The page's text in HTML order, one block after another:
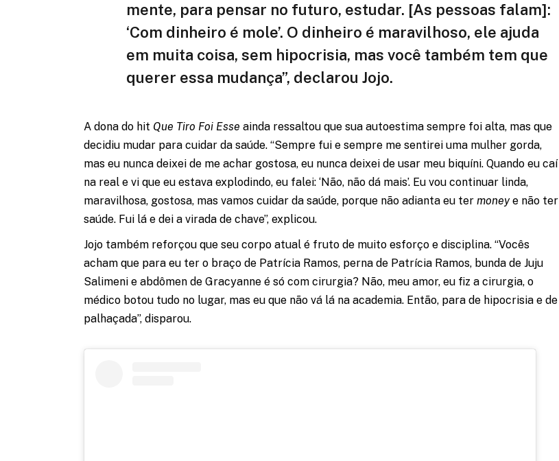
mente, para pensar no futuro, estudar. [As pessoas falam]:
‘Com dinheiro é mole’. O dinheiro é maravilhoso, ele ajuda
em muita coisa, sem hipocrisia, mas você também tem que
querer essa mudança”, declarou Jojo.
A dona do hit Que Tiro Foi Esse ainda ressaltou que sua autoestima sempre foi alta, mas que
decidiu mudar para cuidar da saúde. “Sempre fui e sempre me sentirei uma mulher gorda,
mas eu nunca deixei de me achar gostosa, eu nunca deixei de usar meu biquíni. Quando eu caí
na real e vi que eu estava explodindo, eu falei: ‘Não, não dá mais’. Eu vou continuar linda,
maravilhosa, gostosa, mas vamos cuidar da saúde, porque não adianta eu ter moneye não ter
saúde. Fui lá e dei a virada de chave”, explicou.
Jojo também reforçou que seu corpo atual é fruto de muito esforço e disciplina. “Vocês
acham que para eu ter o braço de Patrícia Ramos, perna de Patrícia Ramos, bunda de Juju
Salimeni e abdômen de Gracyanne é só com cirurgia? Não, meu amor, eu fiz a cirurgia, o
médico botou tudo no lugar, mas eu que não vá lá na academia. Então, para de hipocrisia e de
palhaçada”, disparou.